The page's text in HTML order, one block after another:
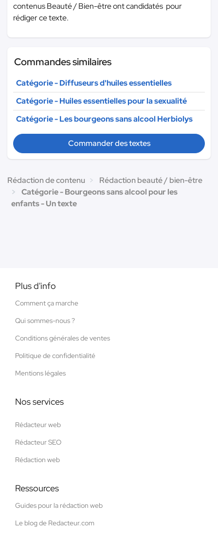
contenus Beauté / Bien-être ont candidatés pour
rédiger ce texte.
Commandes similaires
Catégorie - Diffuseurs d'huiles essentielles
Catégorie - Huiles essentielles pour la sexualité
Catégorie - Les bourgeons sans alcool Herbiolys
Commander des textes
Rédaction de contenu
Rédaction beauté / bien-être
Catégorie - Bourgeons sans alcool pour les
enfants - Un texte
Plus d'info
Comment ça marche
Qui sommes-nous ?
Conditions générales de ventes
Politique de confidentialité
Mentions légales
Nos services
Rédacteur web
Rédacteur SEO
Rédaction web
Ressources
Guides pour la rédaction web
Le blog de Redacteur.com